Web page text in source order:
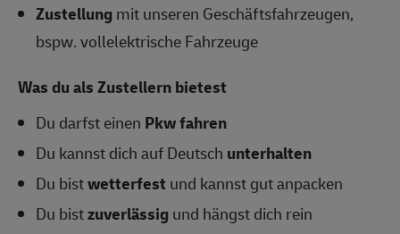
Zustellungmit unseren Geschäftsfahrzeugen,
bspw. vollelektrische Fahrzeuge
Was du als Zustellern bietest
Du darfst einen Pkw fahren
Du kannst dich auf Deutsch unterhalten
Du bistwetterfest und kannst gut anpacken
Du bistzuverlässigund hängst dich rein